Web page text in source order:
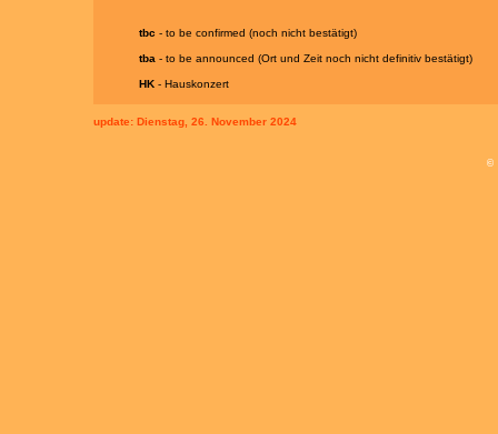
tbc - to be confirmed (noch nicht bestätigt)
tba - to be announced (Ort und Zeit noch nicht definitiv bestätigt)
HK - Hauskonzert
update: Dienstag, 26. November 2024
©